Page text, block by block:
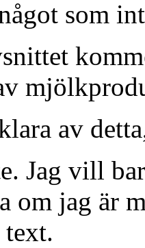
som
av
Jag vill
om jag är
text.